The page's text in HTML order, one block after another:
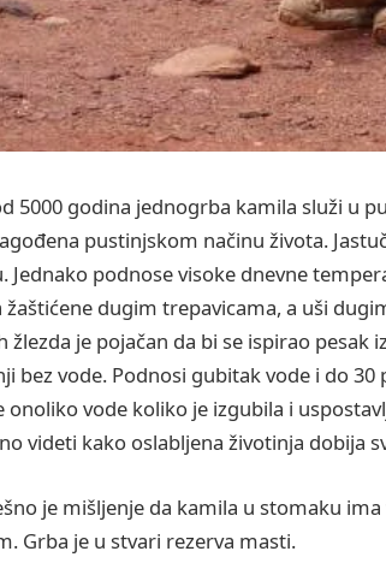
5000 godina jednogrba kamila služi u
pustinjskom načinu života.
Jednako podnose visoke dnevne
žaštićene dugim trepavicama, a uši
žlezda je pojačan da bi se ispirao pesak
bez vode. Podnosi gubitak vode i do
onoliko vode koliko je izgubila i
videti kako oslabljena životinja dobija
je mišljenje da kamila u stomaku
Grba je u stvari rezerva masti.